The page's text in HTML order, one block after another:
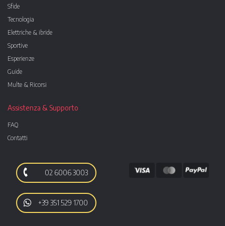
Sfide
Tecnologia
Elettriche & ibride
Sportive
Esperienze
Guide
Multe & Ricorsi
Assistenza & Supporto
FAQ
Contatti
02 6006 3003
+39 351 529 1700